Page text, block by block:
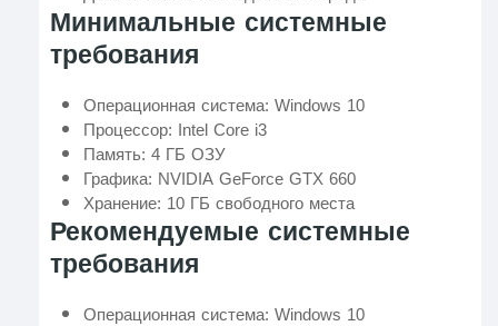
Минимальные системные
требования
Операционная система: Windows 10
Процессор: Intel Core i3
Память: 4 ГБ ОЗУ
Графика: NVIDIA GeForce GTX 660
Хранение: 10 ГБ свободного места
Рекомендуемые системные
требования
Операционная система: Windows 10